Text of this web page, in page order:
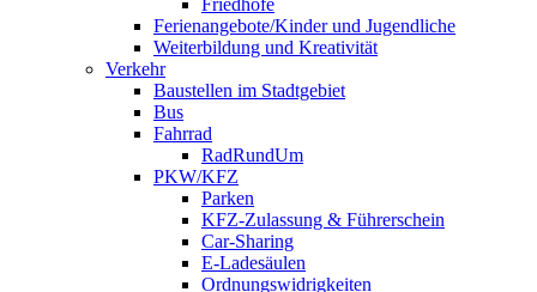
Friedhöfe
Ferienangebote/Kinder und Jugendliche
Weiterbildung und Kreativität
Verkehr
Baustellen im Stadtgebiet
Bus
Fahrrad
RadRundUm
PKW/KFZ
Parken
KFZ-Zulassung & Führerschein
Car-Sharing
E-Ladesäulen
Ordnungswidrigkeiten